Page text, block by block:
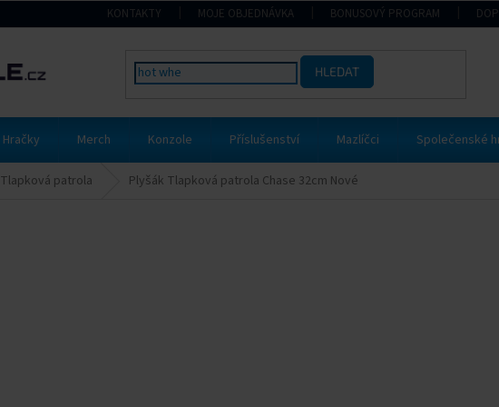
KONTAKTY MOJE OBJEDNÁVKA BONUSOVÝ PROGRAM
HLEDAT
Hračky Merch Konzole Příslušenství Mazlíčci Společenské
Tlapková patrola Plyšák Tlapková patrola Chase 32cm Nové